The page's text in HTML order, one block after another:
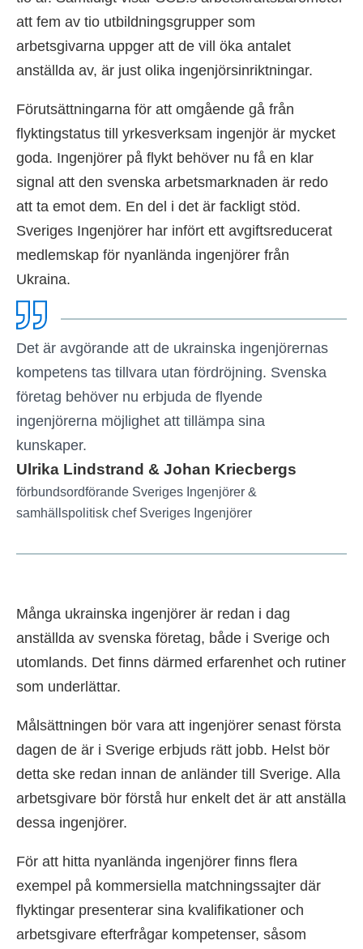
att fem av tio utbildningsgrupper som
arbetsgivarna uppger att de vill öka antalet
anställda av, är just olika ingenjörsinriktningar.
Förutsättningarna för att omgående gå från
flyktingstatus till yrkesverksam ingenjör är mycket
goda. Ingenjörer på flykt behöver nu få en klar
signal att den svenska arbetsmarknaden är redo
att ta emot dem. En del i det är fackligt stöd.
Sveriges Ingenjörer har infört ett avgiftsreducerat
medlemskap för nyanlända ingenjörer från
Ukraina.
Det är avgörande att de ukrainska ingenjörernas
kompetens tas tillvara utan fördröjning. Svenska
företag behöver nu erbjuda de flyende
ingenjörerna möjlighet att tillämpa sina
kunskaper.
Ulrika Lindstrand & Johan Kriecbergs
förbundsordförande Sveriges Ingenjörer &
samhällspolitisk chef Sveriges Ingenjörer
Många ukrainska ingenjörer är redan i dag
anställda av svenska företag, både i Sverige och
utomlands. Det finns därmed erfarenhet och rutiner
som underlättar.
Målsättningen bör vara att ingenjörer senast första
dagen de är i Sverige erbjuds rätt jobb. Helst bör
detta ske redan innan de anländer till Sverige. Alla
arbetsgivare bör förstå hur enkelt det är att anställa
dessa ingenjörer.
För att hitta nyanlända ingenjörer finns flera
exempel på kommersiella matchningssajter där
flyktingar presenterar sina kvalifikationer och
arbetsgivare efterfrågar kompetenser, såsom